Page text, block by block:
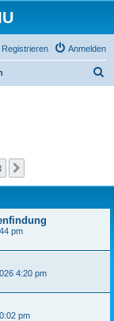
Anmelden
Registrieren
pm
4:20 pm
pm